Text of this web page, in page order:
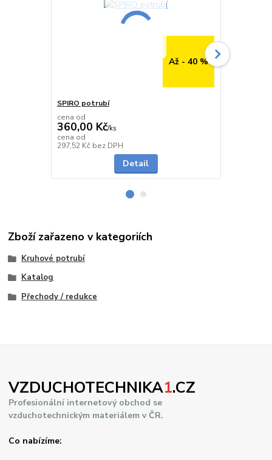
Až - 40 %
SPIRO potrubí
cena od
360,00 Kč/ks
cena od
297,52 Kč bez DPH
Detail
Zboží zařazeno v kategoriích
Kruhové potrubí
Katalog
Přechody / redukce
VZDUCHOTECHNIKA1.CZ
Profesionální internetový obchod se
vzduchotechnickým materiálem v ČR.
Co nabízíme: